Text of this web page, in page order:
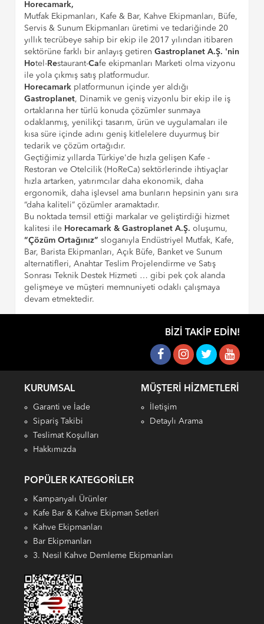
Horecamark,
Mutfak Ekipmanları, Kafe & Bar, Kahve Ekipmanları, Büfe,
Servis & Sunum Ekipmanları üretimi ve tedariğinde 20
yıllık tecrübeye sahip bir ekip ile 2017 yılından itibaren
sektörüne farklı bir anlayış getirenGastroplanet A.Ş. 'nin
Hotel-Restaurant-Cafe ekipmanları Marketi olma vizyonu
ile yola çıkmış satış platformudur.
Horecamark platformunun içinde yer aldığı
Gastroplanet, Dinamik ve geniş vizyonlu bir ekip ile iş
ortaklarına her türlü konuda çözümler sunmaya
odaklanmış, yenilikçi tasarım, ürün ve uygulamaları ile
kısa süre içinde adını geniş kitlelelere duyurmuş bir
tedarik ve çözüm ortağıdır.
Geçtiğimiz yıllarda Türkiye'de hızla gelişen Kafe -
Restoran ve Otelcilik (HoReCa) sektörlerinde ihtiyaçlar
hızla artarken, yatırımcılar daha ekonomik, daha
ergonomik, daha işlevsel ama bunların hepsinin yanı sıra
“daha kaliteli” çözümler aramaktadır.
Bu noktada temsil ettiği markalar ve geliştirdiği hizmet
kalitesi ile Horecamark & Gastroplanet A.Ş. oluşumu,
“Çözüm Ortağınız” sloganıyla Endüstriyel Mutfak, Kafe,
Bar, Barista Ekipmanları, Açık Büfe, Banket ve Sunum
alternatifleri, Anahtar Teslim Projelendirme ve Satış
Sonrası Teknik Destek Hizmeti … gibi pek çok alanda
gelişmeye ve müşteri memnuniyeti odaklı çalışmaya
devam etmektedir.
BIZI TAKIP EDIN!
KURUMSAL
Garanti ve İade
Sipariş Takibi
Teslimat Koşulları
Hakkımızda
MÜŞTERI HIZMETLERI
İletişim
Detaylı Arama
POPÜLER KATEGORILER
Kampanyalı Ürünler
Kafe Bar & Kahve Ekipman Setleri
Kahve Ekipmanları
Bar Ekipmanları
3. Nesil Kahve Demleme Ekipmanları